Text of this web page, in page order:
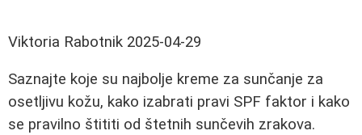
Viktoria Rabotnik 2025-04-29
Saznajte koje su najbolje kreme za sunčanje za
osetljivu kožu, kako izabrati pravi SPF faktor i kako
se pravilno štititi od štetnih sunčevih zrakova.